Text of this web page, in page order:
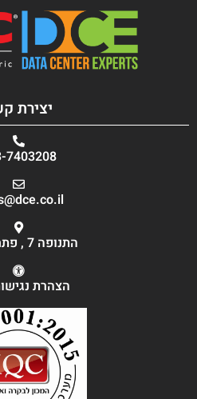
יצירת
7403208
התנופה 7 , פתח תקווה
הצהרת